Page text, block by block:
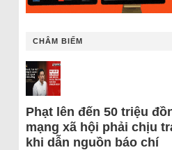
CHÂM BIẾM
Phạt lên đến 50 triệu
mạng xã hội phải chịu
khi dẫn nguồn báo chí